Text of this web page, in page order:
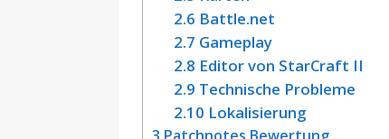
2.6 Battle.net
2.7 Gameplay
2.8 Editor von StarCraft II
2.9 Technische Probleme
2.10 Lokalisierung